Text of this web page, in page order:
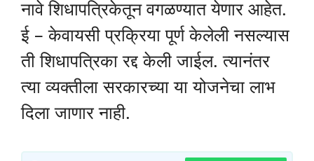
नावे शिधापत्रिकेतून वगळण्यात येणार आहेत.
ई – केवायसी प्रक्रिया पूर्ण केलेली नसल्यास
ती शिधापत्रिका रद्द केली जाईल. त्यानंतर
त्या व्यक्तीला सरकारच्या या योजनेचा लाभ
दिला जाणार नाही.